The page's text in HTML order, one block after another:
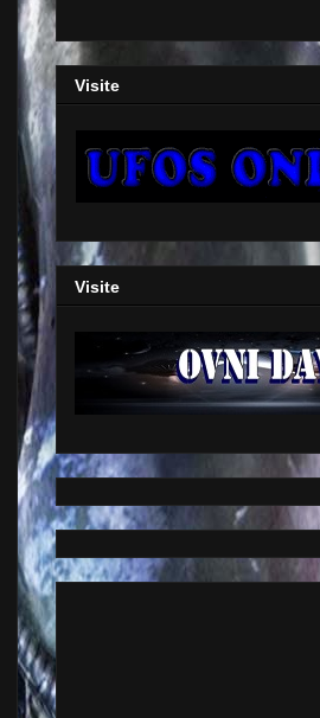
Visite
Visite